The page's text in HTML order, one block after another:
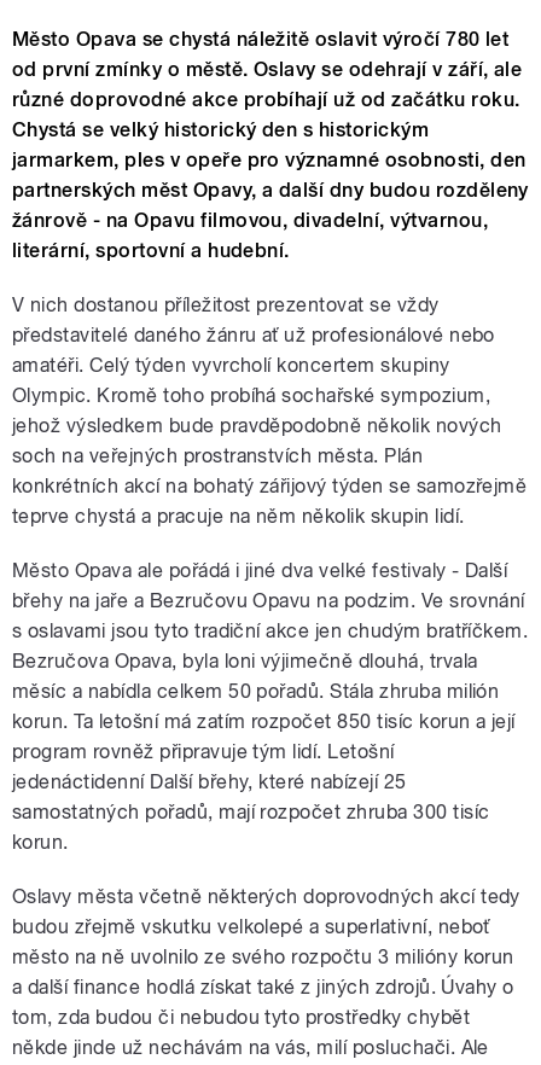
Město Opava se chystá náležitě oslavit výročí 780 let
od první zmínky o městě. Oslavy se odehrají v září, ale
různé doprovodné akce probíhají už od začátku roku.
Chystá se velký historický den s historickým
jarmarkem, ples v opeře pro významné osobnosti, den
partnerských měst Opavy, a další dny budou rozděleny
žánrově - na Opavu filmovou, divadelní, výtvarnou,
literární, sportovní a hudební.
V nich dostanou příležitost prezentovat se vždy
představitelé daného žánru ať už profesionálové nebo
amatéři. Celý týden vyvrcholí koncertem skupiny
Olympic. Kromě toho probíhá sochařské sympozium,
jehož výsledkem bude pravděpodobně několik nových
soch na veřejných prostranstvích města. Plán
konkrétních akcí na bohatý zářijový týden se samozřejmě
teprve chystá a pracuje na něm několik skupin lidí.
Město Opava ale pořádá i jiné dva velké festivaly - Další
břehy na jaře a Bezručovu Opavu na podzim. Ve srovnání
s oslavami jsou tyto tradiční akce jen chudým bratříčkem.
Bezručova Opava, byla loni výjimečně dlouhá, trvala
měsíc a nabídla celkem 50 pořadů. Stála zhruba milión
korun. Ta letošní má zatím rozpočet 850 tisíc korun a její
program rovněž připravuje tým lidí. Letošní
jedenáctidenní Další břehy, které nabízejí 25
samostatných pořadů, mají rozpočet zhruba 300 tisíc
korun.
Oslavy města včetně některých doprovodných akcí tedy
budou zřejmě vskutku velkolepé a superlativní, neboť
město na ně uvolnilo ze svého rozpočtu 3 milióny korun
a další finance hodlá získat také z jiných zdrojů. Úvahy o
tom, zda budou či nebudou tyto prostředky chybět
někde jinde už nechávám na vás, milí posluchači. Ale